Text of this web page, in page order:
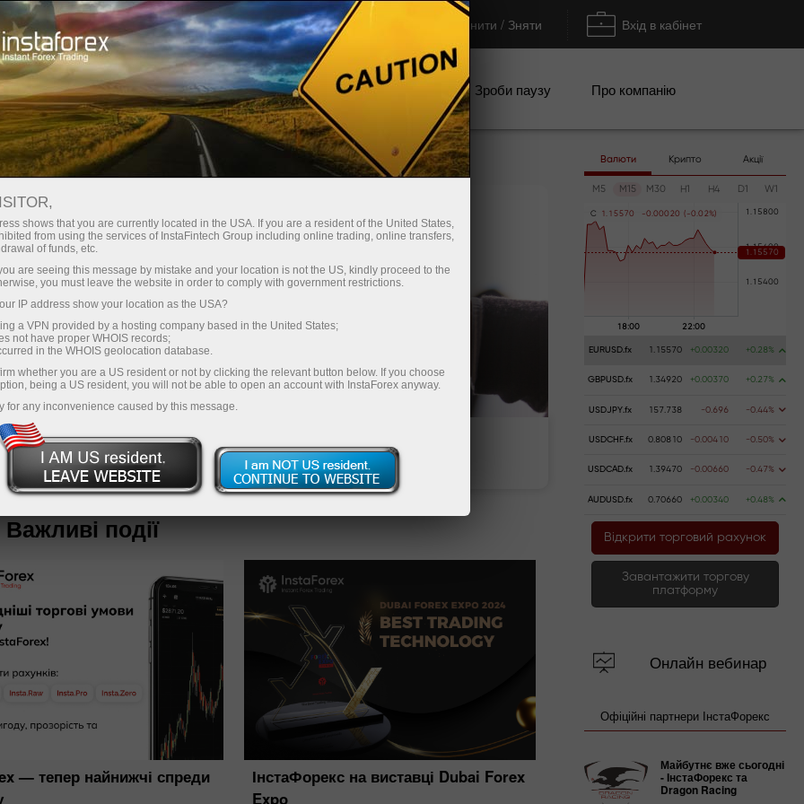
Швидке відкриття рахунку Торгова платформа Поповнити / Зняти Вхід в кабінет
Інвесторам Партнерам Промоакції Зроби паузу Про компанію
на
Пополнить счёт
Важливі події
— тепер найнижчі спреди
ІнстаФорекс на виставці Dubai Forex
Expo
Велика п'ятірка від ІнстаФорекс
Валюти Крипто Акції
M5 M15 M30 H1 H4 D1 W1
C 1 . 1 55 70 -0 .000 20 ( -0 .0 2%
EURUSD.fx 1.15570 +0.00320 +0.28%
GBPUSD.fx 1.34920 +0.00370 +0.27%
USDJPY.fx 157.738 -0.696 -0.44%
USDCHF.fx 0.80810 -0.00410 -0.50%
USDCAD.fx 1.39470 -0.00660 -0.47%
AUDUSD.fx 0.70660 +0.00340 +0.48%
Відкрити торговий рахунок
Завантажити торгову
платформу
Онлайн вебинар
Офіційні партнери ІнстаФорекс
Майбутнє вже сьогодні
- ІнстаФорекс та
Dragon Racing
shows that you are currently located in the USA. If you are a resident of the United States,
from using the services of InstaFintech Group including online trading, online transfers,
of funds, etc.
are seeing this message by mistake and your location is not the US, kindly proceed to the
you must leave the website in order to comply with government restrictions.
IP address show your location as the USA?
a VPN provided by a hosting company based in the United States;
not have proper WHOIS records;
in the WHOIS geolocation database.
whether you are a US resident or not by clicking the relevant button below. If you choose
being a US resident, you will not be able to open an account with InstaForex anyway.
for any inconvenience caused by this message.